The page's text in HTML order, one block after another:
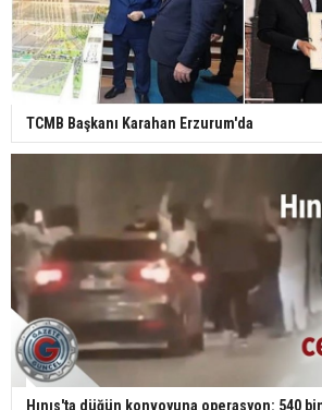
TCMB Başkanı Karahan Erzurum'da
Hınıs'ta düğün konvoyuna operasyon: 540